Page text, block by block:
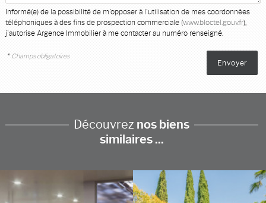
Informé(e) de la possibilité de m'opposer à l'utilisation de mes coordonnées
téléphoniques à des fins de prospection commerciale (www.bloctel.gouv.fr),
j'autorise Argence Immobilier à me contacter au numéro renseigné.
* Champs obligatoires
Découvrez nos biens
similaires ...